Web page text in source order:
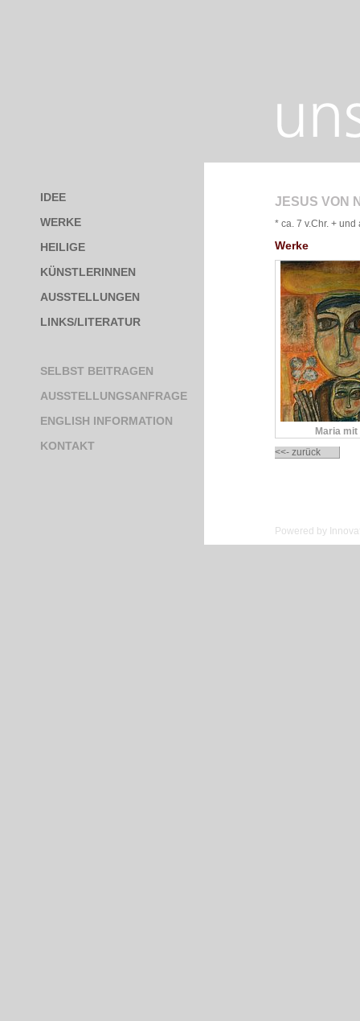
IDEE
WERKE
HEILIGE
KÜNSTLERINNEN
AUSSTELLUNGEN
LINKS/LITERATUR
SELBST BEITRAGEN
AUSSTELLUNGSANFRAGE
ENGLISH INFORMATION
KONTAKT
JESUS VON
* ca. 7 v.Chr. +
Werke
Maria mit
<<- zurück
Powered by